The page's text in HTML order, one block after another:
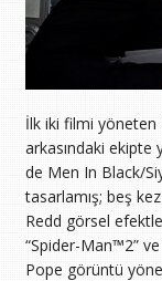
İlk iki filmi yöneten
arkasındaki ekipte
de Men In Black/
tasarlamış; beş
Redd görsel
“Spider-Man™2”
Pope görüntü